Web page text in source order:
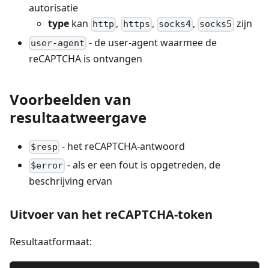
autorisatie
type kan http , https , socks4 , socks5 zijn
user-agent - de user-agent waarmee de
reCAPTCHA is ontvangen
Voorbeelden van
resultaatweergave
$resp - het reCAPTCHA-antwoord
$error - als er een fout is opgetreden, de
beschrijving ervan
Uitvoer van het reCAPTCHA-token
Resultaatformaat: